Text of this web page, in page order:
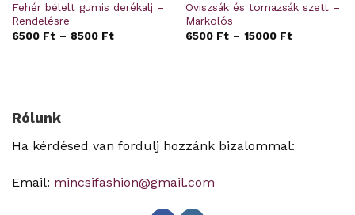
Fehér bélelt gumis derékalj –
Rendelésre
6500 Ft– 8500 Ft
Oviszsák és tornazsák szett –
Markolós
6500 Ft– 15000 Ft
Rólunk
Ha kérdésed van fordulj hozzánk bizalommal:
Email: mincsifashion@gmail.com